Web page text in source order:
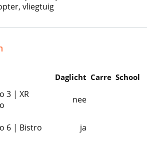
vliegtuig
Daglicht Carre School
3 | XR
nee
6 | Bistro ja